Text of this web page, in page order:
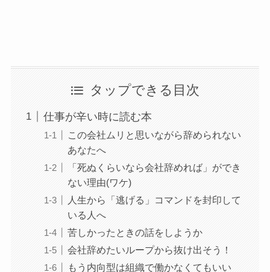
タップできる目次
仕事が辛い時に読む本
この会社ムリと思いながら辞められない
あなたへ
「死ぬくらいなら会社辞めれば」ができ
ない理由(ワケ)
人生から「逃げる」コマンドを封印して
いる人へ
苦しかったときの話をしようか
会社辞めたいループから抜け出そう！
もう内向型は組織で働かなくてもいい